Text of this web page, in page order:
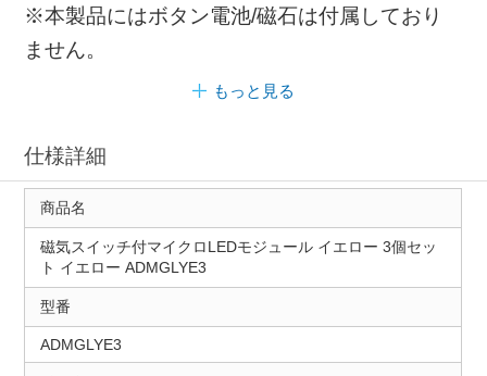
※本製品にはボタン電池/磁石は付属しており
ません。
もっと見る
仕様詳細
商品名
磁気スイッチ付マイクロLEDモジュール イエロー 3個セッ
ト イエロー ADMGLYE3
型番
ADMGLYE3